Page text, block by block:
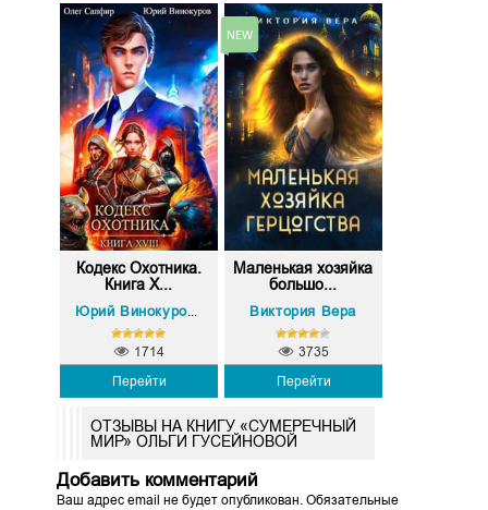
Кодекс Охотника.
Книга X...
Юрий Винокуров, Олег Сапфир
Перейти
1714
Маленькая хозяйка
большо...
Виктория Вера
Перейти
3735
ОТЗЫВЫ НА КНИГУ «СУМЕРЕЧНЫЙ
МИР» ОЛЬГИ ГУСЕЙНОВОЙ
Добавить комментарий
Ваш адрес email не будет опубликован.Обязательные